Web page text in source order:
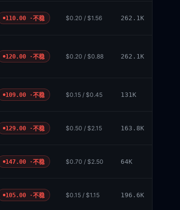
110.00 ·不稳 $0.20 / $1.56 262.1K
120.00 ·不稳 $0.20 / $0.88 262.1K
109.00 ·不稳 $0.15 / $0.45 131K
129.00 ·不稳 $0.50 / $2.15 163.8K
147.00 ·不稳 $0.70 / $2.50 64K
105.00 ·不稳 $0.15 / $1.15 196.6K